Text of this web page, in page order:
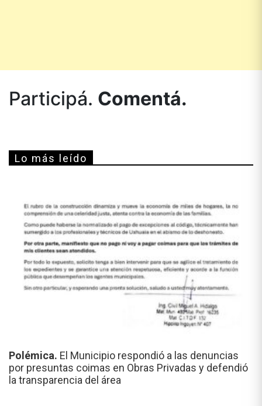
Participá. Comentá.
Lo más leído
Polémica. El Municipio respondió a las denuncias
por presuntas coimas en Obras Privadas y defendió
la transparencia del área